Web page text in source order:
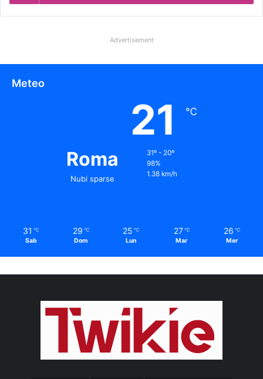
Advertisement
Meteo
Roma
Nubi sparse
21 ℃
31º - 20º
98%
1.38 km/h
31 ℃
Sab
29 ℃
Dom
25 ℃
Lun
27 ℃
Mar
26 ℃
Mer